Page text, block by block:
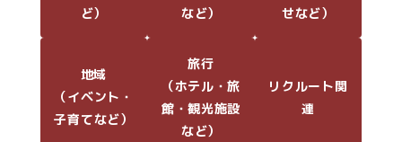
ど）
など）
せなど）
地域
（イベント・
子育てなど）
旅行
（ホテル・旅
館・観光施設
など）
リクルート関
連